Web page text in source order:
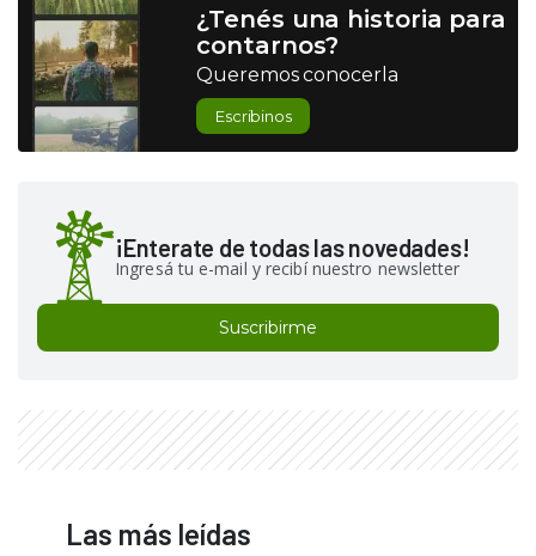
¿Tenés una historia para
contarnos?
Queremos conocerla
Escribinos
¡Enterate de todas las novedades!
Ingresá tu e-mail y recibí nuestro newsletter
Suscribirme
Las más leídas